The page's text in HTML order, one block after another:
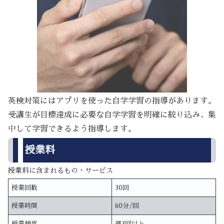
英検対策にはアプリを使った自学学習の指導があります。
受講生が目標達成に必要な自学学習を明確に絞り込み、集
中して学習できるよう指導します。
授業料
授業料に含まれるもの・サービス
授業回数 30回
授業時間 60分/回